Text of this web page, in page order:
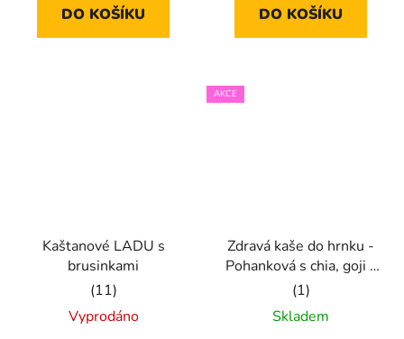
z
DO KOŠÍKU
z
DO KOŠÍKU
Kaštanové LADU s
brusinkami
Průměrné
hodnocení
Vyprodáno
AKCE
Zdravá kaše do hrnku -
Pohanková s chia, goji a
jablkem
Průměrné
hodnocení
Skladem